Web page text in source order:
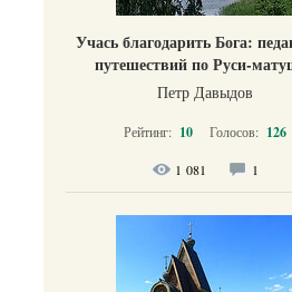
Учась благодарить Бога:
путешествий по Руси-
Петр Давыдов
Рейтинг: 10 Голосов: 126
1 081 1